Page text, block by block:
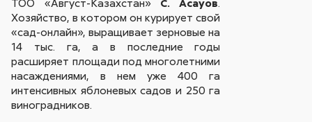
ТОО «Август-Казахстан» С. Асауов.
Хозяйство, в котором он курирует свой
«сад-онлайн», выращивает зерновые на
14 тыс. га, а в последние годы
расширяет площади под многолетними
насаждениями, в нем уже 400 га
интенсивных яблоневых садов и 250 га
виноградников.